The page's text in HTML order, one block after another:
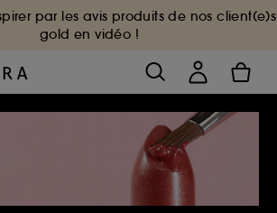
par les avis produits de nos client(e)s
gold en vidéo !